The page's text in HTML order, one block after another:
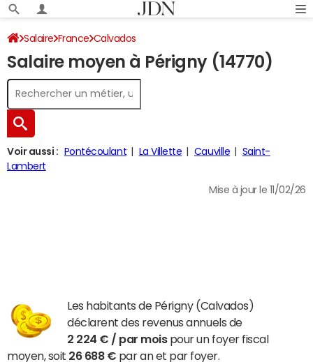
Salaire France Calvados
Salaire moyen à Périgny (14770)
Voir aussi : Pontécoulant La Villette Cauville
Saint-
Lambert
Mise à jour le 11/02/26
Les habitants de Périgny (Calvados)
déclarent des revenus annuels de
2 224 € / par moispour un foyer fiscal
moyen, soit 26 688 € par an et par foyer.